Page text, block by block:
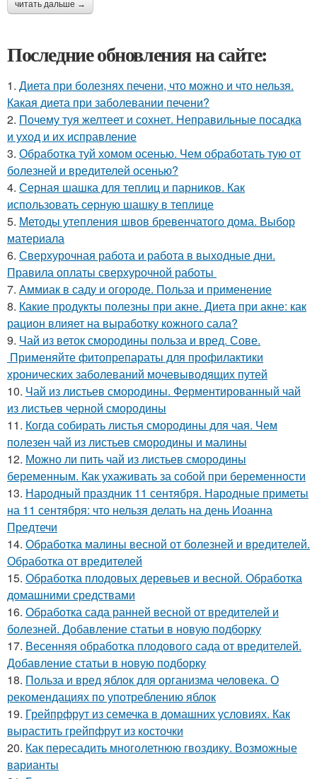
читать дальше →
Последние обновления на сайте:
1. Диета при болезнях печени, что можно и что нельзя.
Какая диета при заболевании печени?
2. Почему туя желтеет и сохнет. Неправильные посадка
и уход и их исправление
3. Обработка туй хомом осенью. Чем обработать тую от
болезней и вредителей осенью?
4. Серная шашка для теплиц и парников. Как
использовать серную шашку в теплице
5. Методы утепления швов бревенчатого дома. Выбор
материала
6. Сверхурочная работа и работа в выходные дни.
Правила оплаты сверхурочной работы
7. Аммиак в саду и огороде. Польза и применение
8. Какие продукты полезны при акне. Диета при акне: как
рацион влияет на выработку кожного сала?
9. Чай из веток смородины польза и вред. Сове.
Применяйте фитопрепараты для профилактики
хронических заболеваний мочевыводящих путей
10. Чай из листьев смородины. Ферментированный чай
из листьев черной смородины
11. Когда собирать листья смородины для чая. Чем
полезен чай из листьев смородины и малины
12. Можно ли пить чай из листьев смородины
беременным. Как ухаживать за собой при беременности
13. Народный праздник 11 сентября. Народные приметы
на 11 сентября: что нельзя делать на день Иоанна
Предтечи
14. Обработка малины весной от болезней и вредителей.
Обработка от вредителей
15. Обработка плодовых деревьев и весной. Обработка
домашними средствами
16. Обработка сада ранней весной от вредителей и
болезней. Добавление статьи в новую подборку
17. Весенняя обработка плодового сада от вредителей.
Добавление статьи в новую подборку
18. Польза и вред яблок для организма человека. О
рекомендациях по употреблению яблок
19. Грейпрфрут из семечка в домашних условиях. Как
вырастить грейпфрут из косточки
20. Как пересадить многолетнюю гвоздику. Возможные
варианты